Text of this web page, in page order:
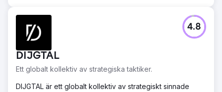
robust designsystem i Figma för att stödja intern
konsekvens och accelerera Jobbles produktutveckling.
Resultat
Omdesignen minskade avsevärt antalet bortfallna
användare och supportärenden relaterade till
jobbansökningar. Jobbles interna produkt- och
utvecklingscyklerna tack vare det nya designsystemet.
DIJGTAL
Ett globalt kollektiv av strategiska taktiker.
4.8
DIJGTAL är ett globalt kollektiv av strategiskt sinnade